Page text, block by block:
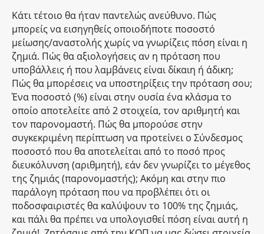
Κάτι τέτοιο θα ήταν παντελώς ανεύθυνο. Πώς
μπορείς να εισηγηθείς οποιοδήποτε ποσοστό
μείωσης/αναστολής χωρίς να γνωρίζεις πόση είναι η
ζημιά. Πώς θα αξιολογήσεις αν η πρόταση που
υποβάλλεις ή που λαμβάνεις είναι δίκαιη ή άδικη;
Πώς θα μπορέσεις να υποστηρίξεις την πρόταση σου;
Ένα ποσοστό (%) είναι στην ουσία ένα κλάσμα το
οποίο αποτελείτε από 2 στοιχεία, τον αριθμητή και
τον παρονομαστή. Πώς θα μπορούσε στην
συγκεκριμένη περίπτωση να προτείνει ο Σύνδεσμος
ποσοστό που θα αποτελείται από το ποσό προς
διευκόλυνση (αριθμητή), εάν δεν γνωρίζει το μέγεθος
της ζημιάς (παρονομαστής); Ακόμη και στην πιο
παράλογη πρόταση που να προβλέπει ότι οι
ποδοσφαιριστές θα καλύψουν το 100% της ζημιάς,
και πάλι θα πρέπει να υπολογισθεί πόση είναι αυτή η